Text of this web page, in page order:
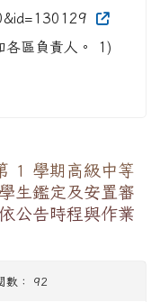
區負責人。 1)
1 學期高級中等
生鑑定及安置審
公告時程與作業
數： 92